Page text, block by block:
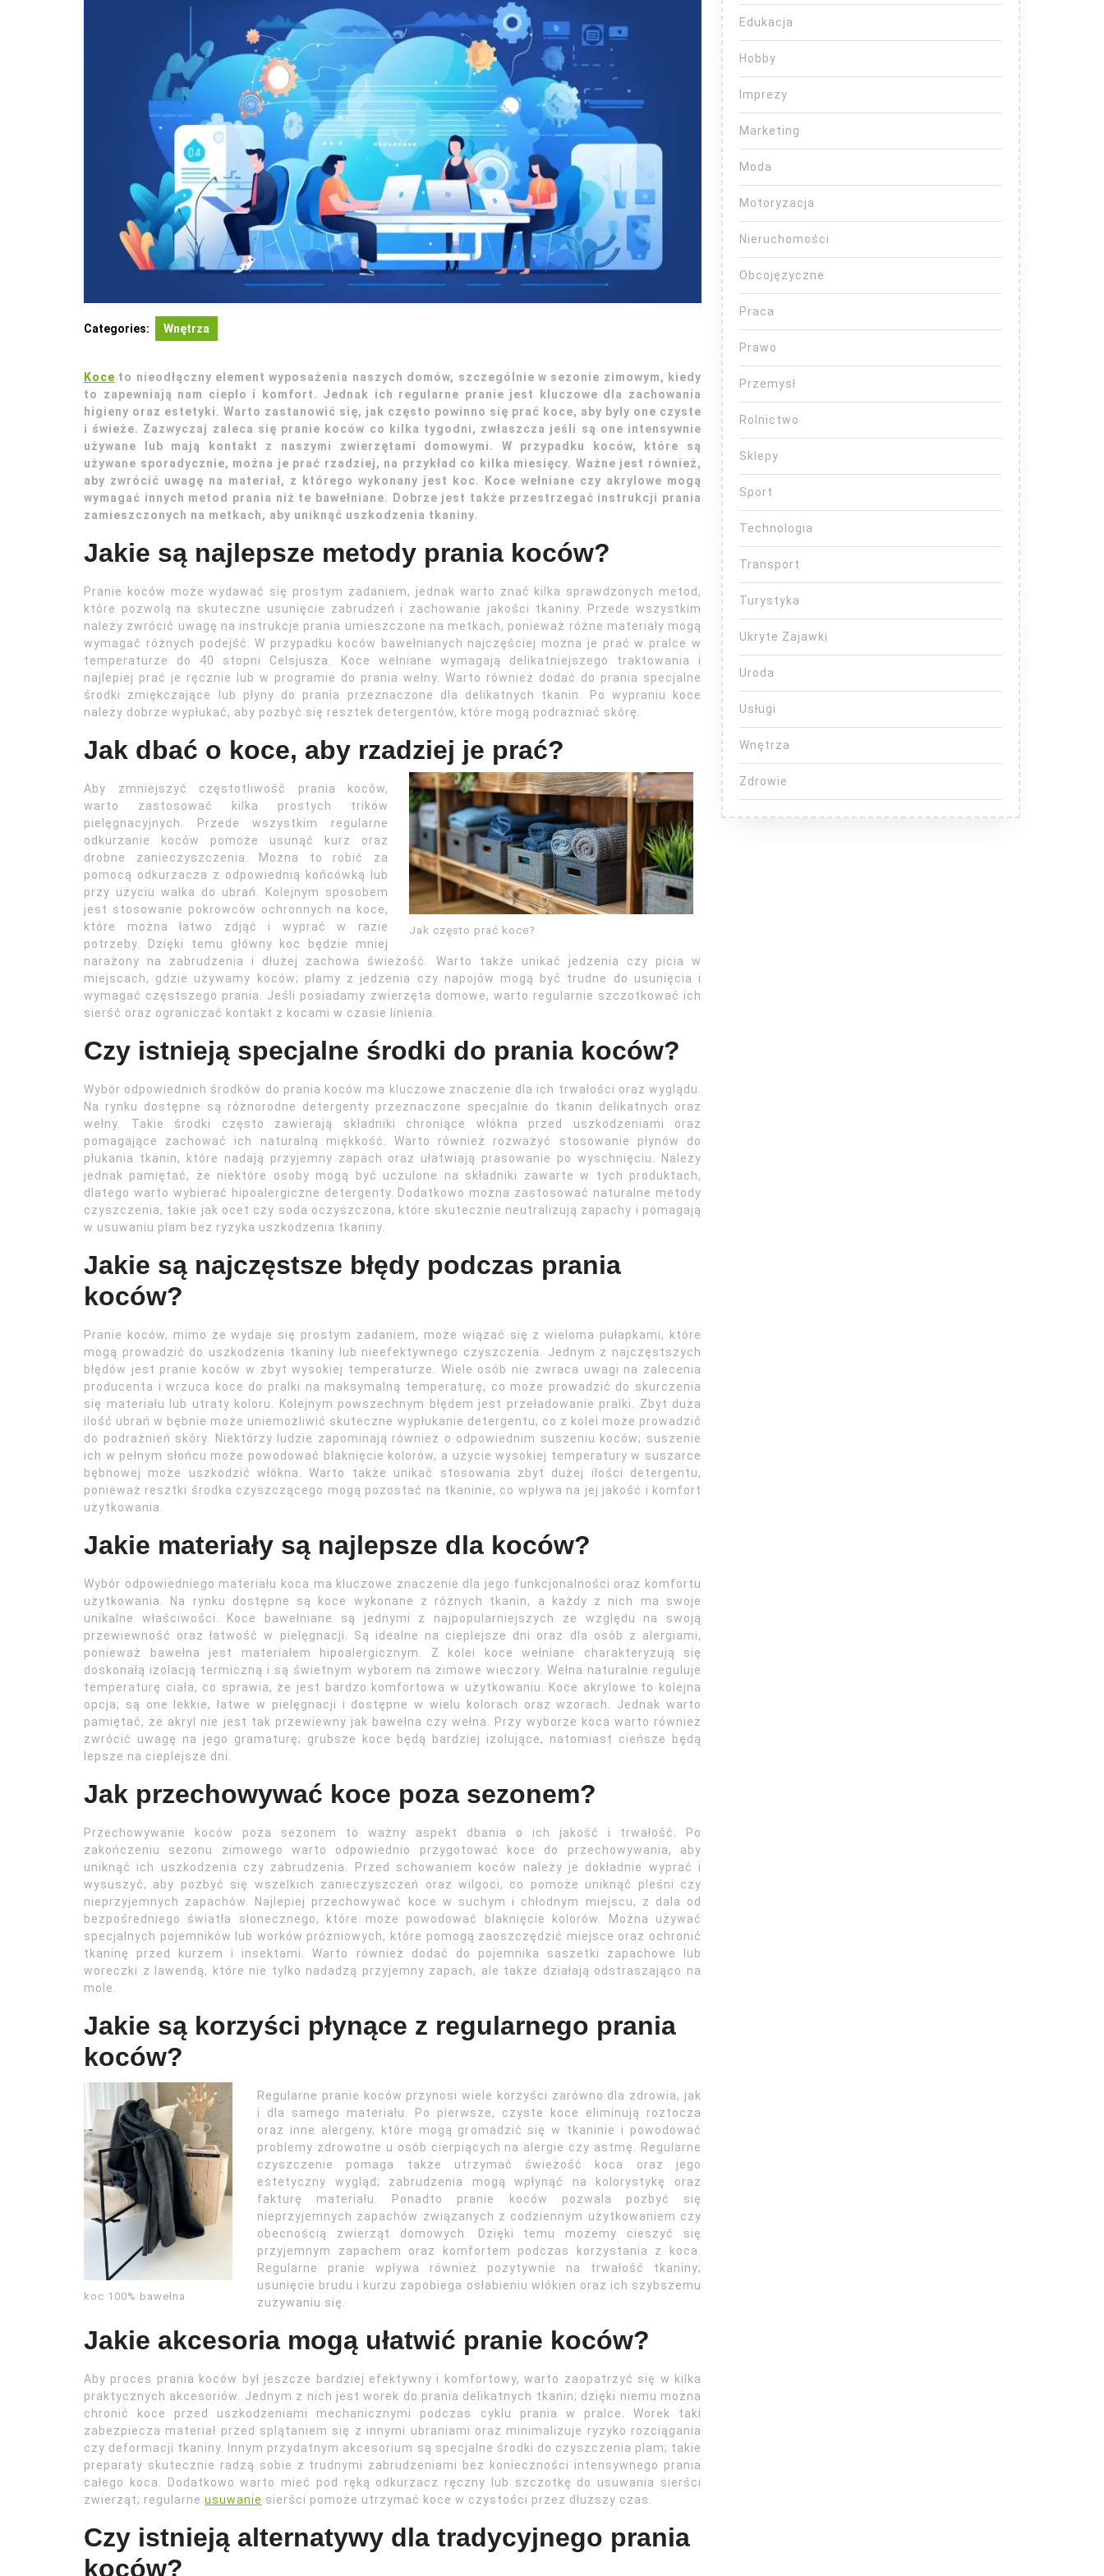
Categories: Wnętrza
Koce to nieodłączny element wyposażenia naszych domów, szczególnie w sezonie zimowym, kiedy
to zapewniają nam ciepło i komfort. Jednak ich regularne pranie jest kluczowe dla zachowania
higieny oraz estetyki. Warto zastanowić się, jak często powinno się prać koce, aby były one czyste
i świeże. Zazwyczaj zaleca się pranie koców co kilka tygodni, zwłaszcza jeśli są one intensywnie
używane lub mają kontakt z naszymi zwierzętami domowymi. W przypadku koców, które są
używane sporadycznie, można je prać rzadziej, na przykład co kilka miesięcy. Ważne jest również,
aby zwrócić uwagę na materiał, z którego wykonany jest koc. Koce wełniane czy akrylowe mogą
wymagać innych metod prania niż te bawełniane. Dobrze jest także przestrzegać instrukcji prania
zamieszczonych na metkach, aby uniknąć uszkodzenia tkaniny.
Jakie są najlepsze metody prania koców?
Pranie koców może wydawać się prostym zadaniem, jednak warto znać kilka sprawdzonych metod,
które pozwolą na skuteczne usunięcie zabrudzeń i zachowanie jakości tkaniny. Przede wszystkim
należy zwrócić uwagę na instrukcje prania umieszczone na metkach, ponieważ różne materiały mogą
wymagać różnych podejść. W przypadku koców bawełnianych najczęściej można je prać w pralce w
temperaturze do 40 stopni Celsjusza. Koce wełniane wymagają delikatniejszego traktowania i
najlepiej prać je ręcznie lub w programie do prania wełny. Warto również dodać do prania specjalne
środki zmiękczające lub płyny do prania przeznaczone dla delikatnych tkanin. Po wypraniu koce
należy dobrze wypłukać, aby pozbyć się resztek detergentów, które mogą podrażniać skórę.
Jak dbać o koce, aby rzadziej je prać?
Jak często prać koce?
Aby zmniejszyć częstotliwość prania koców,
warto zastosować kilka prostych trików
pielęgnacyjnych. Przede wszystkim regularne
odkurzanie koców pomoże usunąć kurz oraz
drobne zanieczyszczenia. Można to robić za
pomocą odkurzacza z odpowiednią końcówką lub
przy użyciu wałka do ubrań. Kolejnym sposobem
jest stosowanie pokrowców ochronnych na koce,
które można łatwo zdjąć i wyprać w razie
potrzeby. Dzięki temu główny koc będzie mniej
narażony na zabrudzenia i dłużej zachowa świeżość. Warto także unikać jedzenia czy picia w
miejscach, gdzie używamy koców; plamy z jedzenia czy napojów mogą być trudne do usunięcia i
wymagać częstszego prania. Jeśli posiadamy zwierzęta domowe, warto regularnie szczotkować ich
sierść oraz ograniczać kontakt z kocami w czasie linienia.
Czy istnieją specjalne środki do prania koców?
Wybór odpowiednich środków do prania koców ma kluczowe znaczenie dla ich trwałości oraz wyglądu.
Na rynku dostępne są różnorodne detergenty przeznaczone specjalnie do tkanin delikatnych oraz
wełny. Takie środki często zawierają składniki chroniące włókna przed uszkodzeniami oraz
pomagające zachować ich naturalną miękkość. Warto również rozważyć stosowanie płynów do
płukania tkanin, które nadają przyjemny zapach oraz ułatwiają prasowanie po wyschnięciu. Należy
jednak pamiętać, że niektóre osoby mogą być uczulone na składniki zawarte w tych produktach,
dlatego warto wybierać hipoalergiczne detergenty. Dodatkowo można zastosować naturalne metody
czyszczenia, takie jak ocet czy soda oczyszczona, które skutecznie neutralizują zapachy i pomagają
w usuwaniu plam bez ryzyka uszkodzenia tkaniny.
Jakie są najczęstsze błędy podczas prania
koców?
Pranie koców, mimo że wydaje się prostym zadaniem, może wiązać się z wieloma pułapkami, które
mogą prowadzić do uszkodzenia tkaniny lub nieefektywnego czyszczenia. Jednym z najczęstszych
błędów jest pranie koców w zbyt wysokiej temperaturze. Wiele osób nie zwraca uwagi na zalecenia
producenta i wrzuca koce do pralki na maksymalną temperaturę, co może prowadzić do skurczenia
się materiału lub utraty koloru. Kolejnym powszechnym błędem jest przeładowanie pralki. Zbyt duża
ilość ubrań w bębnie może uniemożliwić skuteczne wypłukanie detergentu, co z kolei może prowadzić
do podrażnień skóry. Niektórzy ludzie zapominają również o odpowiednim suszeniu koców; suszenie
ich w pełnym słońcu może powodować blaknięcie kolorów, a użycie wysokiej temperatury w suszarce
bębnowej może uszkodzić włókna. Warto także unikać stosowania zbyt dużej ilości detergentu,
ponieważ resztki środka czyszczącego mogą pozostać na tkaninie, co wpływa na jej jakość i komfort
użytkowania.
Jakie materiały są najlepsze dla koców?
Wybór odpowiedniego materiału koca ma kluczowe znaczenie dla jego funkcjonalności oraz komfortu
użytkowania. Na rynku dostępne są koce wykonane z różnych tkanin, a każdy z nich ma swoje
unikalne właściwości. Koce bawełniane są jednymi z najpopularniejszych ze względu na swoją
przewiewność oraz łatwość w pielęgnacji. Są idealne na cieplejsze dni oraz dla osób z alergiami,
ponieważ bawełna jest materiałem hipoalergicznym. Z kolei koce wełniane charakteryzują się
doskonałą izolacją termiczną i są świetnym wyborem na zimowe wieczory. Wełna naturalnie reguluje
temperaturę ciała, co sprawia, że jest bardzo komfortowa w użytkowaniu. Koce akrylowe to kolejna
opcja; są one lekkie, łatwe w pielęgnacji i dostępne w wielu kolorach oraz wzorach. Jednak warto
pamiętać, że akryl nie jest tak przewiewny jak bawełna czy wełna. Przy wyborze koca warto również
zwrócić uwagę na jego gramaturę; grubsze koce będą bardziej izolujące, natomiast cieńsze będą
lepsze na cieplejsze dni.
Jak przechowywać koce poza sezonem?
Przechowywanie koców poza sezonem to ważny aspekt dbania o ich jakość i trwałość. Po
zakończeniu sezonu zimowego warto odpowiednio przygotować koce do przechowywania, aby
uniknąć ich uszkodzenia czy zabrudzenia. Przed schowaniem koców należy je dokładnie wyprać i
wysuszyć, aby pozbyć się wszelkich zanieczyszczeń oraz wilgoci, co pomoże uniknąć pleśni czy
nieprzyjemnych zapachów. Najlepiej przechowywać koce w suchym i chłodnym miejscu, z dala od
bezpośredniego światła słonecznego, które może powodować blaknięcie kolorów. Można używać
specjalnych pojemników lub worków próżniowych, które pomogą zaoszczędzić miejsce oraz ochronić
tkaninę przed kurzem i insektami. Warto również dodać do pojemnika saszetki zapachowe lub
woreczki z lawendą, które nie tylko nadadzą przyjemny zapach, ale także działają odstraszająco na
mole.
Jakie są korzyści płynące z regularnego prania
koców?
koc 100% bawełna
Regularne pranie koców przynosi wiele korzyści zarówno dla zdrowia, jak
i dla samego materiału. Po pierwsze, czyste koce eliminują roztocza
oraz inne alergeny, które mogą gromadzić się w tkaninie i powodować
problemy zdrowotne u osób cierpiących na alergie czy astmę. Regularne
czyszczenie pomaga także utrzymać świeżość koca oraz jego
estetyczny wygląd; zabrudzenia mogą wpłynąć na kolorystykę oraz
fakturę materiału. Ponadto pranie koców pozwala pozbyć się
nieprzyjemnych zapachów związanych z codziennym użytkowaniem czy
obecnością zwierząt domowych. Dzięki temu możemy cieszyć się
przyjemnym zapachem oraz komfortem podczas korzystania z koca.
Regularne pranie wpływa również pozytywnie na trwałość tkaniny;
usunięcie brudu i kurzu zapobiega osłabieniu włókien oraz ich szybszemu
zużywaniu się.
Jakie akcesoria mogą ułatwić pranie koców?
Aby proces prania koców był jeszcze bardziej efektywny i komfortowy, warto zaopatrzyć się w kilka
praktycznych akcesoriów. Jednym z nich jest worek do prania delikatnych tkanin; dzięki niemu można
chronić koce przed uszkodzeniami mechanicznymi podczas cyklu prania w pralce. Worek taki
zabezpiecza materiał przed splątaniem się z innymi ubraniami oraz minimalizuje ryzyko rozciągania
czy deformacji tkaniny. Innym przydatnym akcesorium są specjalne środki do czyszczenia plam; takie
preparaty skutecznie radzą sobie z trudnymi zabrudzeniami bez konieczności intensywnego prania
całego koca. Dodatkowo warto mieć pod ręką odkurzacz ręczny lub szczotkę do usuwania sierści
zwierząt; regularne usuwanie sierści pomoże utrzymać koce w czystości przez dłuższy czas.
Czy istnieją alternatywy dla tradycyjnego prania
koców?
Edukacja
Hobby
Imprezy
Marketing
Moda
Motoryzacja
Nieruchomości
Obcojęzyczne
Praca
Prawo
Przemysł
Rolnictwo
Sklepy
Sport
Technologia
Transport
Turystyka
Ukryte Zajawki
Uroda
Usługi
Wnętrza
Zdrowie